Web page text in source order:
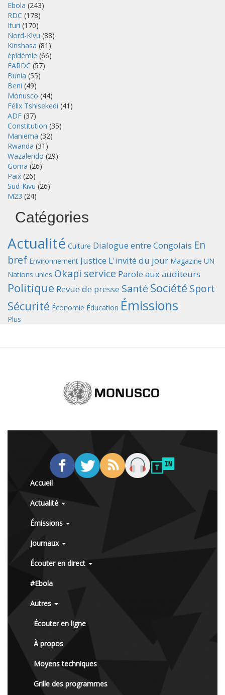
Ebola (243)
RDC (178)
Ituri (170)
Nord-Kivu (88)
Kinshasa (81)
épidémie (66)
FARDC (57)
Bunia (55)
Beni (49)
Monusco (44)
Félix Tshisekedi (41)
ADF (37)
Constitution (35)
Maniema (32)
Rwanda (31)
Wazalendo (29)
Goma (26)
Paix (26)
Sud-Kivu (26)
M23 (24)
Catégories
Actualité Culture Dialogue entre Congolais En
bref Environnement Justice L'invité du jour Magazine UN
Nations unies Okapi service Parole aux auditeurs
Politique Revue de presse Santé Société Sport
Sécurité Économie Éducation Émissions
Plus
Accueil
Actualité
Émissions
Journaux
Écouter en direct
#Ebola
Autres
Écouter en ligne
À propos
Moyens techniques
Grille des programmes